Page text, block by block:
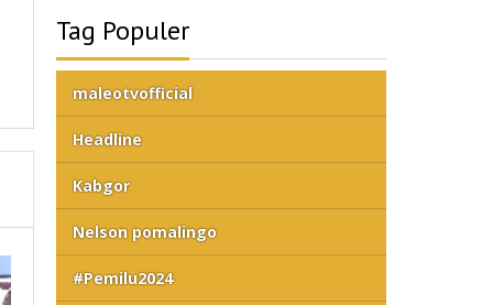
Tag Populer
maleotvofficial
Headline
Kabgor
Nelson pomalingo
#Pemilu2024